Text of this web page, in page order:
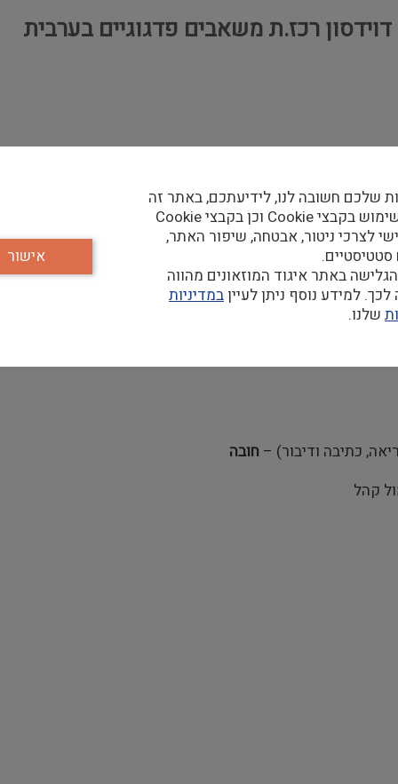
רכז.ת משאבים פדגוגיים בערבית
יוזמים, מארגנים ומפעילים קשת רחבה של תוכניות בחינוך
מדעיים-פדגוגיים בדיגיטל.
בערבית:
בעיות.
ועריכה) והזנת התוכן.
בחברה הערבית.
כתיבה ודיבור) – חובה
קהל
שלכם חשובה לנו, לידיעתכם, באתר זה
נעשה שימוש בקבצי Cookie וכן בקבצי Cookie
לצרכי ניטור, אבטחה, שיפור האתר,
סטטיסטיים.
באתר איגוד המוזאונים מהווה
למידע נוסף ניתן לעייןבמדיניות
שלנו.
אישור